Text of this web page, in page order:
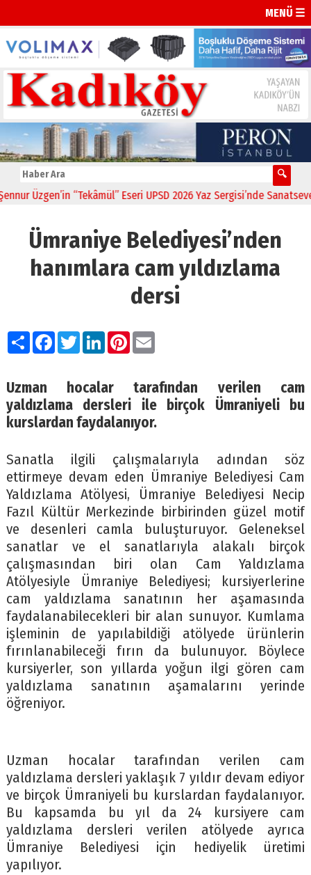
MENÜ ☰
Üzgen’in “Tekâmül” Eseri UPSD 2026 Yaz Sergisi’nde
Ümraniye Belediyesi’nden
hanımlara cam yıldızlama
dersi
PaylaşFacebook
TwitterLinkedIn
Pinterest
Email
Uzman hocalar tarafından verilen cam
yaldızlama dersleri ile birçok Ümraniyeli bu
kurslardan faydalanıyor.
Sanatla ilgili çalışmalarıyla adından söz
ettirmeye devam eden Ümraniye Belediyesi Cam
Yaldızlama Atölyesi, Ümraniye Belediyesi Necip
Fazıl Kültür Merkezinde birbirinden güzel motif
ve desenleri camla buluşturuyor. Geleneksel
sanatlar ve el sanatlarıyla alakalı birçok
çalışmasından biri olan Cam Yaldızlama
Atölyesiyle Ümraniye Belediyesi; kursiyerlerine
cam yaldızlama sanatının her aşamasında
faydalanabilecekleri bir alan sunuyor. Kumlama
işleminin de yapılabildiği atölyede ürünlerin
fırınlanabileceği fırın da bulunuyor. Böylece
kursiyerler, son yıllarda yoğun ilgi gören cam
yaldızlama sanatının aşamalarını yerinde
öğreniyor.
Uzman hocalar tarafından verilen cam
yaldızlama dersleri yaklaşık 7 yıldır devam ediyor
ve birçok Ümraniyeli bu kurslardan faydalanıyor.
Bu kapsamda bu yıl da 24 kursiyere cam
yaldızlama dersleri verilen atölyede ayrıca
Ümraniye Belediyesi için hediyelik üretimi
yapılıyor.